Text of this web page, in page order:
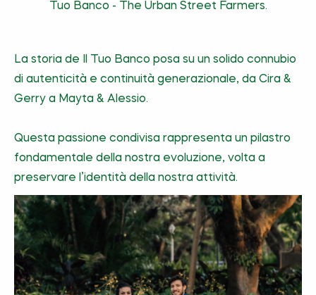
Tuo Banco - The Urban Street Farmers.
La storia de Il Tuo Banco posa su un solido connubio
di autenticità e continuità generazionale, da Cira &
Gerry a Mayta & Alessio.
Questa passione condivisa rappresenta un pilastro
fondamentale della nostra evoluzione, volta a
preservare l’identità della nostra attività.